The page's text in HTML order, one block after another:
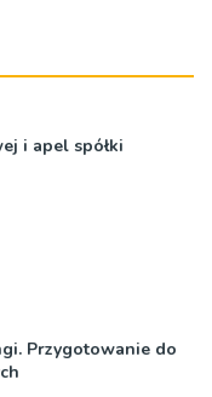
i apel spółki
Przygotowanie do